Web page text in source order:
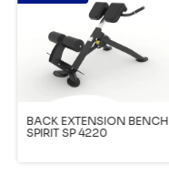
BACK EXTENSION BENCH
SPIRIT SP 4220